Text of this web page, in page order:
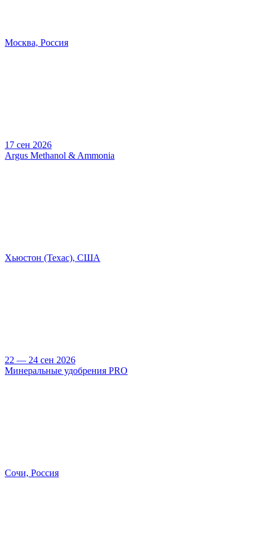
Москва, Россия
17 сен 2026
Argus Methanol & Ammonia
Хьюстон (Техас), США
22 — 24 сен 2026
Минеральные удобрения PRO
Сочи, Россия